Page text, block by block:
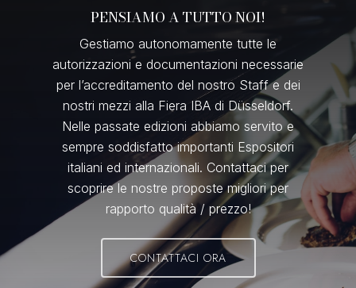
PENSIAMO A TUTTO NOI!
Gestiamo autonomamente tutte le
autorizzazioni e documentazioni necessarie
per l’accreditamento del nostro Staff e dei
nostri mezzi alla Fiera IBA di Düsseldorf.
Nelle passate edizioni abbiamo servito e
sempre soddisfatto importanti Espositori
italiani ed internazionali. Contattaci per
scoprire le nostre proposte migliori per
rapporto qualità / prezzo!
CONTATTACI ORA